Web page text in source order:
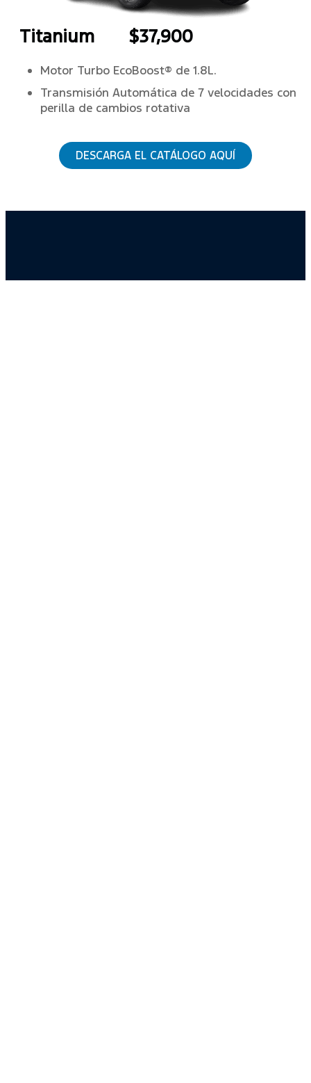
Titanium $37,900
Motor Turbo EcoBoost® de 1.8L.
Transmisión Automática de 7 velocidades con
perilla de cambios rotativa
DESCARGA EL CATÁLOGO AQUÍ